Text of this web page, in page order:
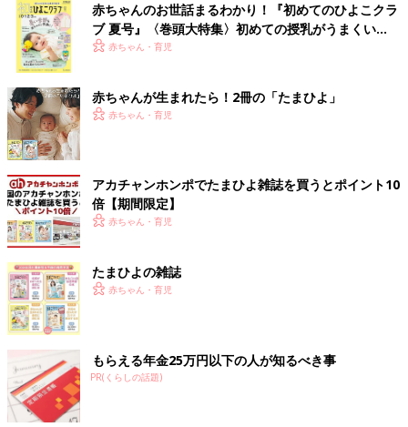
赤ちゃんのお世話まるわかり！『初めてのひよこクラ
ブ 夏号』〈巻頭大特集〉初めての授乳がうまくい
く！ おっぱい・ミルクの基本と夏のトラブル 解決テ
赤ちゃん・育児
赤ちゃんが生まれたら！2冊の「たまひよ」
赤ちゃん・育児
アカチャンホンポでたまひよ雑誌を買うとポイント10
倍【期間限定】
赤ちゃん・育児
たまひよの雑誌
赤ちゃん・育児
もらえる年金25万円以下の人が知るべき事
PR(くらしの話題)